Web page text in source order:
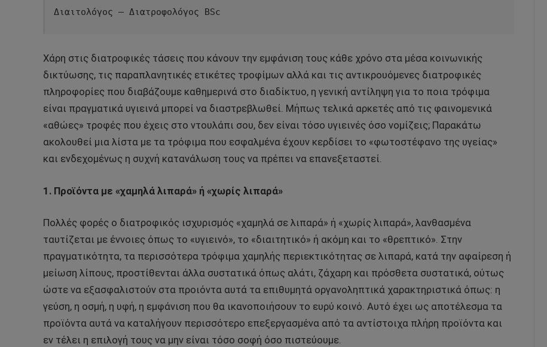
Διαιτολόγος – Διατροφολόγος BSc
Χάρη στις διατροφικές τάσεις που κάνουν την εμφάνιση τους κάθε χρόνο στα μέσα κοινωνικής
δικτύωσης, τις παραπλανητικές ετικέτες τροφίμων αλλά και τις αντικρουόμενες διατροφικές
πληροφορίες που διαβάζουμε καθημερινά στο διαδίκτυο, η γενική αντίληψη για το ποια τρόφιμα
είναι πραγματικά υγιεινά μπορεί να διαστρεβλωθεί. Μήπως τελικά αρκετές από τις φαινομενικά
«αθώες» τροφές που έχεις στο ντουλάπι σου, δεν είναι τόσο υγιεινές όσο νομίζεις; Παρακάτω
ακολουθεί μια λίστα με τα τρόφιμα που εσφαλμένα έχουν κερδίσει το «φωτοστέφανο της υγείας»
και ενδεχομένως η συχνή κατανάλωση τους να πρέπει να επανεξεταστεί.
1. Προϊόντα με «χαμηλά λιπαρά» ή «χωρίς λιπαρά»
Πολλές φορές ο διατροφικός ισχυρισμός «χαμηλά σε λιπαρά» ή «χωρίς λιπαρά», λανθασμένα
ταυτίζεται με έννοιες όπως το «υγιεινό», το «διαιτητικό» ή ακόμη και το «θρεπτικό». Στην
πραγματικότητα, τα περισσότερα τρόφιμα χαμηλής περιεκτικότητας σε λιπαρά, κατά την αφαίρεση ή
μείωση λίπους, προστίθενται άλλα συστατικά όπως αλάτι, ζάχαρη και πρόσθετα συστατικά, ούτως
ώστε να εξασφαλιστούν στα προιόντα αυτά τα επιθυμητά οργανοληπτικά χαρακτηριστικά όπως: η
γεύση, η οσμή, η υφή, η εμφάνιση που θα ικανοποιήσουν το ευρύ κοινό. Αυτό έχει ως αποτέλεσμα τα
προϊόντα αυτά να καταλήγουν περισσότερο επεξεργασμένα από τα αντίστοιχα πλήρη προϊόντα και
εν τέλει η επιλογή τους να μην είναι τόσο σοφή όσο πιστεύουμε.